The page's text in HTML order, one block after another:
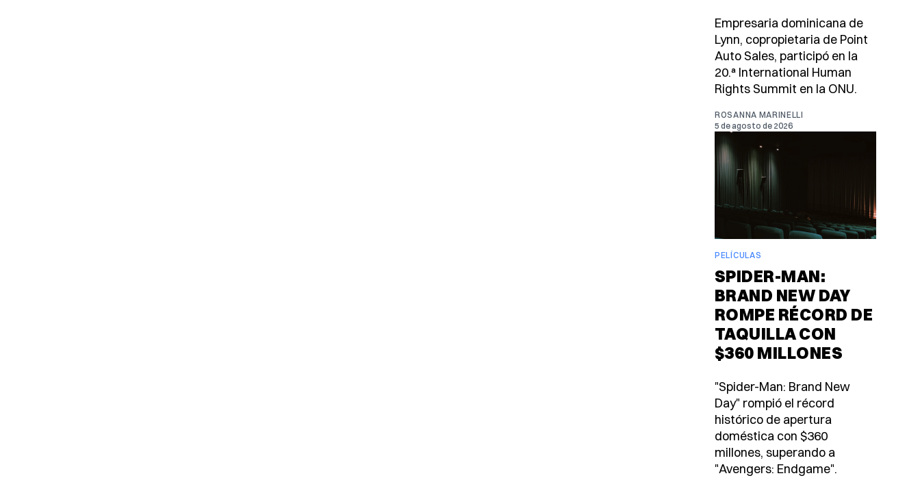
Empresaria dominicana de
Lynn, copropietaria de Point
Auto Sales, participó en la
20.ª International Human
Rights Summit en la ONU.
ROSANNA MARINELLI
5 de agosto de 2026
PELÍCULAS
SPIDER-MAN:
BRAND NEW DAY
ROMPE RÉCORD DE
TAQUILLA CON
$360 MILLONES
"Spider-Man: Brand New
Day" rompió el récord
histórico de apertura
doméstica con $360
millones, superando a
"Avengers: Endgame".